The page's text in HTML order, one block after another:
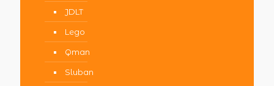
JDLT
Lego
Qman
Sluban